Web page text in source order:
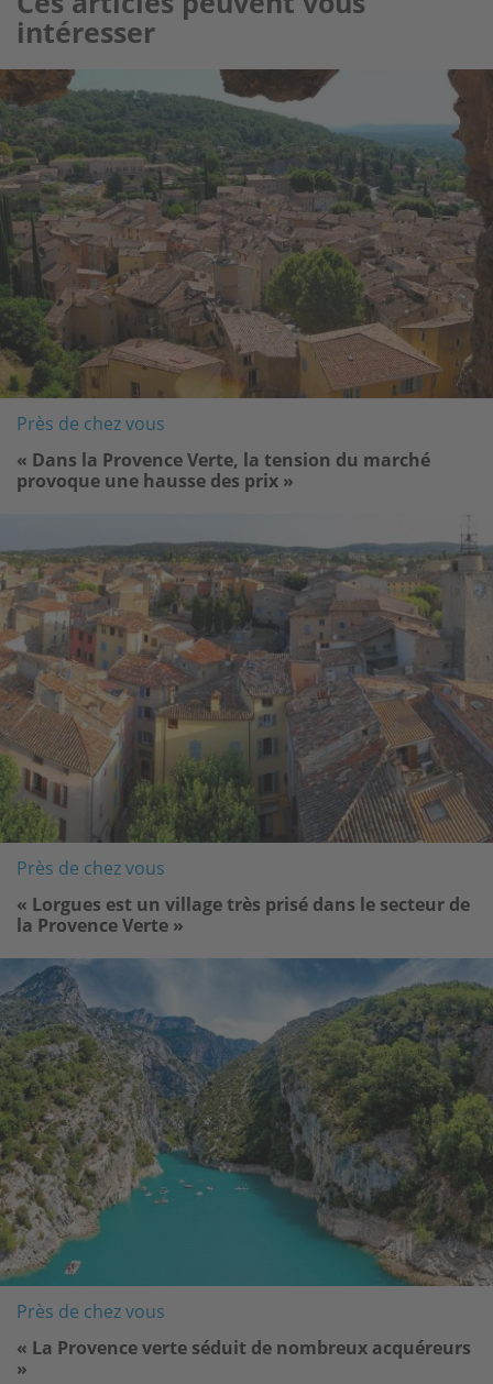
intéresser
Image
Près de chez vous
« Dans la Provence Verte, la tension du marché
provoque une hausse des prix »
Près de chez vous
« Lorgues est un village très prisé dans le secteur de
la Provence Verte »
Image
Près de chez vous
« La Provence verte séduit de nombreux acquéreurs
»